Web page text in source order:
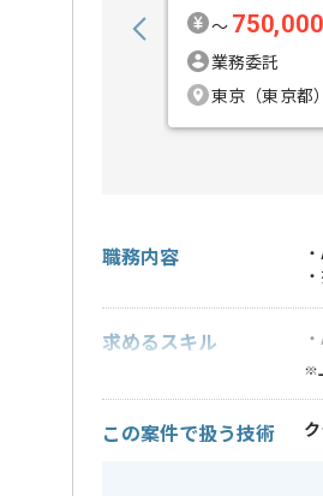
〜 750,000
業務委託
東京（東京都）
職務内容
求めるスキル
※
この案件で扱う技術